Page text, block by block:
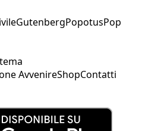
GutenbergPopotusPop
AvvenireShopContatti